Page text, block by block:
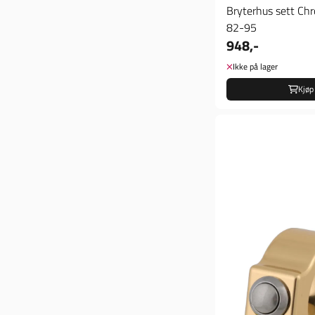
Bryterhus sett
82-95
948,-
Ikke på lager
Kjøp